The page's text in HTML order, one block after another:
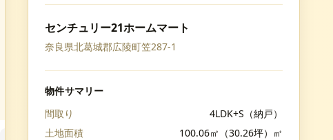
センチュリー21ホームマート
奈良県北葛城郡広陵町笠287-1
物件サマリー
間取り
4LDK+S（納戸）
土地面積
100.06㎡（30.26坪）㎡